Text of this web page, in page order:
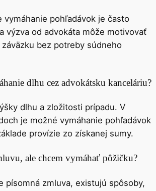
vymáhanie pohľadávok je často
výzva od advokáta môže motivovať
bez potreby súdneho
dlhu cez advokátsku kanceláriu?
dlhu a zložitosti prípadu. V
je možné vymáhanie pohľadávok
provízie zo získanej sumy.
ale chcem vymáhať pôžičku?
písomná zmluva, existujú spôsoby,